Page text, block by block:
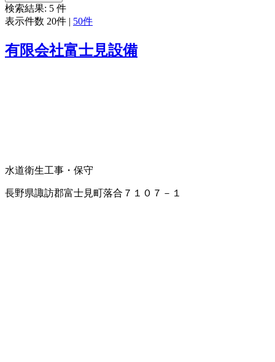
検索結果: 5 件
表示件数 20件 | 50件
有限会社富士見設備
水道衛生工事・保守
長野県諏訪郡富士見町落合７１０７－１